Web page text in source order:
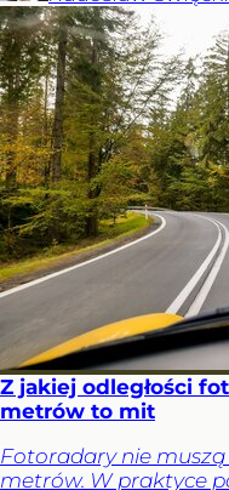
Z jakiej odległości
metrów to mit
Fotoradary nie
metrów. W praktyce